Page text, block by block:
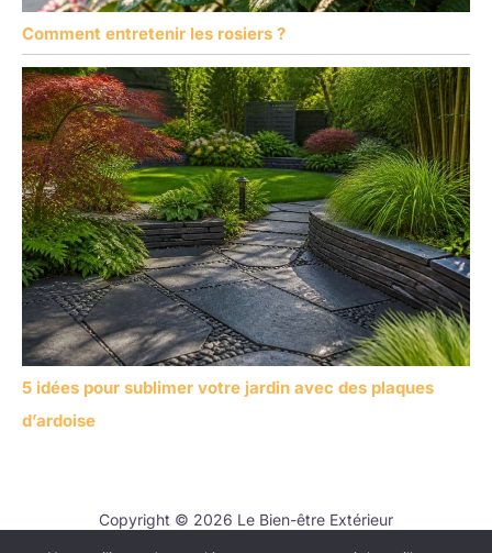
Comment entretenir les rosiers ?
5 idées pour sublimer votre jardin avec des plaques
d’ardoise
Copyright © 2026 Le Bien-être Extérieur